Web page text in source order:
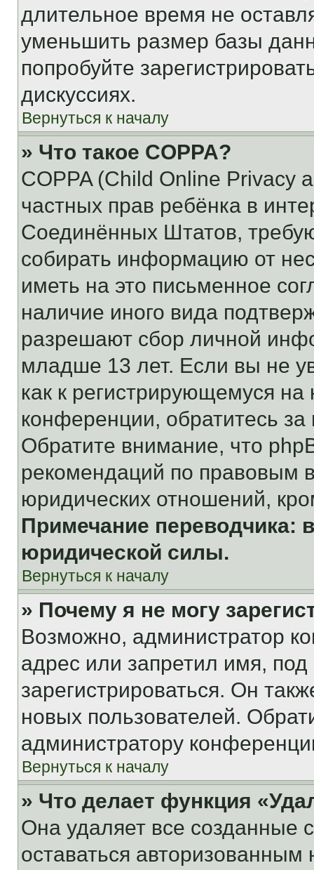
длительное время не
уменьшить размер базы
попробуйте
дискуссиях.
Вернуться к началу
» Что такое COPPA?
COPPA (Child Online Privacy
частных прав ребёнка в
Соединённых Штатов,
собирать информацию от
иметь на это письменное
наличие иного вида
разрешают сбор личной
младше 13 лет. Если вы не
как к регистрирующемуся
конференции, обратитесь
Обратите внимание, что
рекомендаций по правовым
юридических отношений,
Примечание переводчика:
юридической силы.
Вернуться к началу
» Почему я не могу
Возможно, администратор
адрес или запретил имя,
зарегистрироваться. Он
новых пользователей.
администратору
Вернуться к началу
» Что делает функция
Она удаляет все созданные
оставаться